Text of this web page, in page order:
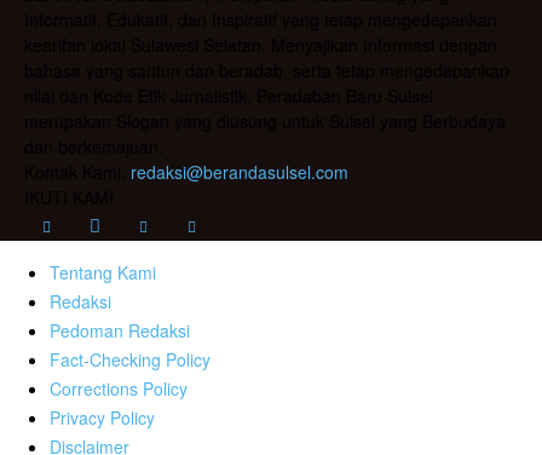
redaksi@berandasulsel.com
Tentang Kami
Redaksi
Pedoman Redaksi
Fact-Checking Policy
Corrections Policy
Privacy Policy
Disclaimer